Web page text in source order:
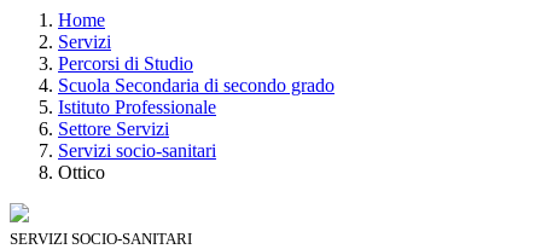
Home
Servizi
Percorsi di Studio
Scuola Secondaria di secondo grado
Istituto Professionale
Settore Servizi
Servizi socio-sanitari
Ottico
SERVIZI SOCIO-SANITARI